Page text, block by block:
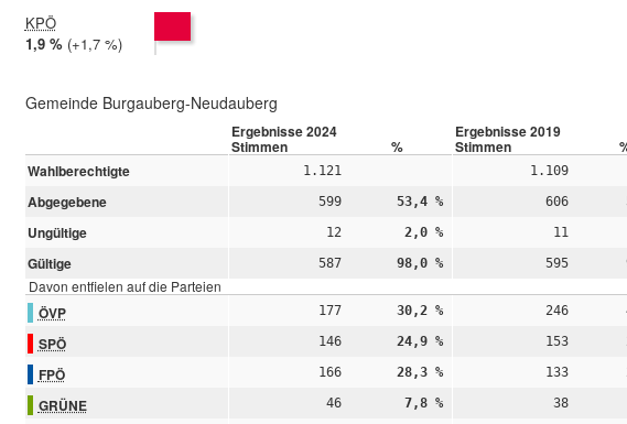
KPÖ
2024:
1,9 %
2019:
0,2 %
Differenz:
+1,7 %
Gemeinde Burgauberg-Neudauberg
Ergebnisse 2024 Ergebnisse 2019
Stimmen % Stimmen
Wahlberechtigte
1.121 1.109
Abgegebene 599 53,4 % 606
Ungültige 12 2,0 % 11
Gültige 587 98,0 % 595
Davon entfielen auf die Parteien
ÖVP 177 30,2 % 246
SPÖ 146 24,9 % 153
FPÖ 166 28,3 % 133
GRÜNE 46 7,8 % 38